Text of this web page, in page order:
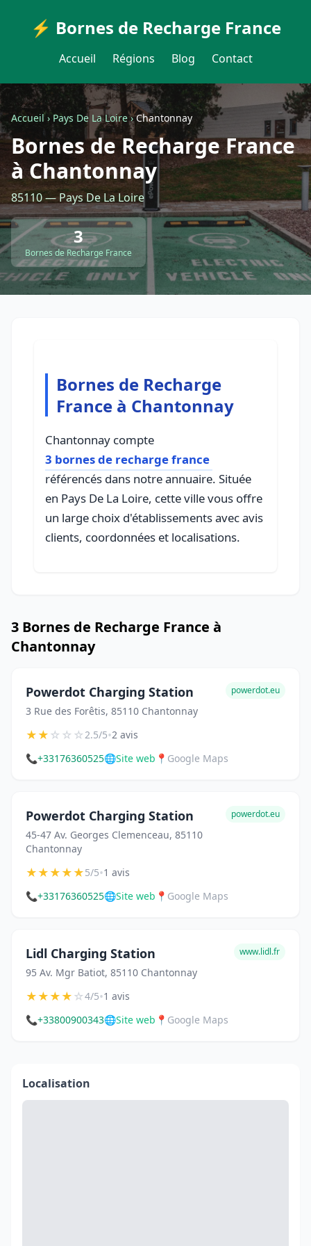
⚡ Bornes de Recharge France
Accueil Régions Blog Contact
Accueil›Pays De La Loire›Chantonnay
Bornes de Recharge France
à Chantonnay
85110 — Pays De La Loire
3
Bornes de Recharge France
Bornes de Recharge
France à Chantonnay
Chantonnay compte
3 bornes de recharge france
référencés dans notre annuaire. Située
en Pays De La Loire, cette ville vous offre
un large choix d'établissements avec avis
clients, coordonnées et localisations.
3 Bornes de Recharge France à
Chantonnay
Powerdot Charging Station
3 Rue des Forêtis, 85110 Chantonnay
powerdot.eu
★★☆☆☆2.5/5•2 avis
📞+33176360525🌐Site web 📍 Google Maps
Powerdot Charging Station
45-47 Av. Georges Clemenceau, 85110
Chantonnay
powerdot.eu
★★★★★5/5•1 avis
📞+33176360525🌐Site web 📍 Google Maps
Lidl Charging Station
95 Av. Mgr Batiot, 85110 Chantonnay
www.lidl.fr
★★★★☆4/5•1 avis
📞+33800900343🌐Site web 📍 Google Maps
Localisation